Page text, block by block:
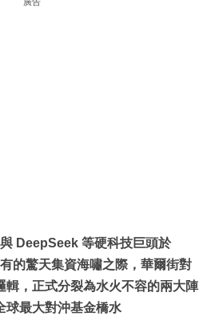
DeepSeek 等硬科技巨頭於
的驚天集資海嘯之際，華爾街對
輯，正式分裂為水火不容的兩大陣
球最大對沖基金橋水